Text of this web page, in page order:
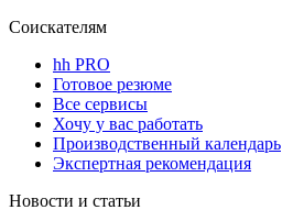
Соискателям
hh PRO
Готовое резюме
Все сервисы
Хочу у вас работать
Производственный календарь
Экспертная рекомендация
Новости и статьи